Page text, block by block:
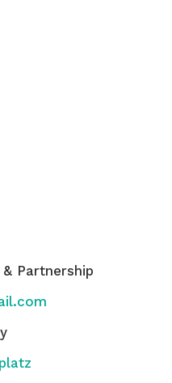
Partnership